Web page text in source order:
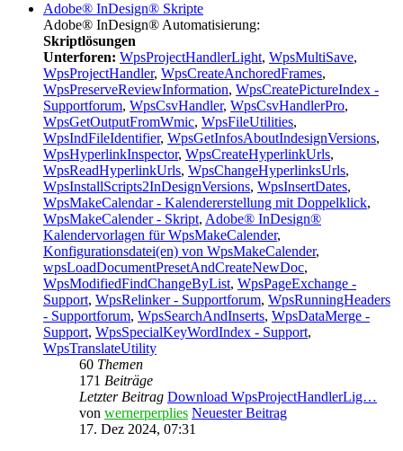
Adobe® InDesign® Skripte
Adobe® InDesign® Automatisierung:
Skriptlösungen
Unterforen: WpsProjectHandlerLight, WpsMultiSave,
WpsProjectHandler, WpsCreateAnchoredFrames,
WpsPreserveReviewInformation, WpsCreatePictureIndex -
Supportforum, WpsCsvHandler, WpsCsvHandlerPro,
WpsGetOutputFromWmic, WpsFileUtilities,
WpsIndFileIdentifier, WpsGetInfosAboutIndesignVersions,
WpsHyperlinkInspector, WpsCreateHyperlinkUrls,
WpsReadHyperlinkUrls, WpsChangeHyperlinksUrls,
WpsInstallScripts2InDesignVersions, WpsInsertDates,
WpsMakeCalendar - Kalendererstellung mit Doppelklick,
WpsMakeCalender - Skript, Adobe® InDesign®
Kalendervorlagen für WpsMakeCalender,
Konfigurationsdatei(en) von WpsMakeCalender,
wpsLoadDocumentPresetAndCreateNewDoc,
WpsModifiedFindChangeByList, WpsPageExchange -
Support, WpsRelinker - Supportforum, WpsRunningHeaders
- Supportforum, WpsSearchAndInserts, WpsDataMerge -
Support, WpsSpecialKeyWordIndex - Support,
WpsTranslateUtility
60 Themen
171 Beiträge
Letzter Beitrag Download WpsProjectHandlerLig…
von wernerperplies Neuester Beitrag
17. Dez 2024, 07:31